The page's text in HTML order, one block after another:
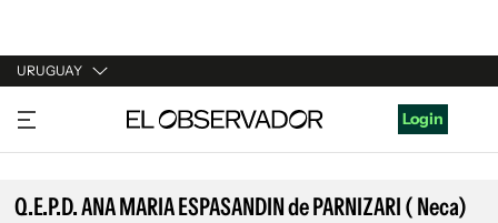
URUGUAY
URUGUAY
ARGENTINA
ESPAÑA
Login
Q.E.P.D. ANA MARIA ESPASANDIN de PARNIZARI ( Neca)